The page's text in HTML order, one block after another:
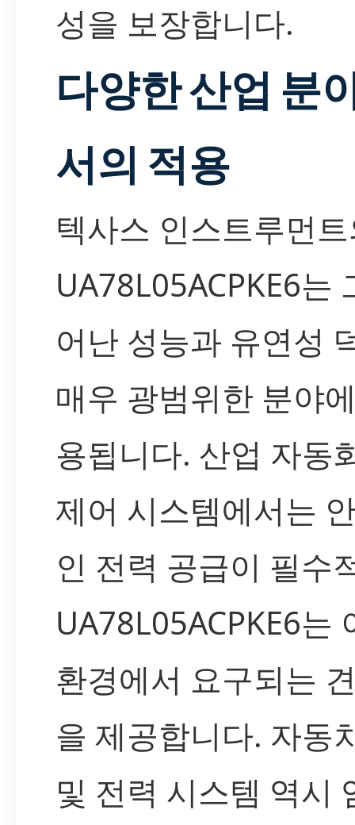
성을 보장합니다.
다양한 산업 분
서의 적용
텍사스 인스트루먼
UA78L05ACPKE6는
어난 성능과 유연성
매우 광범위한 분야
용됩니다. 산업 자동
제어 시스템에서는
인 전력 공급이 필수
UA78L05ACPKE6는
환경에서 요구되는
을 제공합니다. 자동
및 전력 시스템 역시